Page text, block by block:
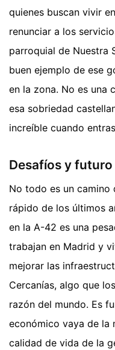
quienes buscan vivir
renunciar a los
parroquial de Nuestra
buen ejemplo de ese
en la zona. No es una
esa sobriedad
increíble cuando
Desafíos y futuro
No todo es un camino
rápido de los últimos
en la A-42 es una
trabajan en Madrid y
mejorar las
Cercanías, algo que
razón del mundo. Es
económico vaya de la
calidad de vida de la